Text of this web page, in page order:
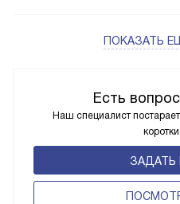
Есть
Наш специалист
ЗАДАТЬ
ПОКАЗАТЬ